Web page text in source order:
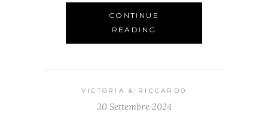
CONTINUE
READING
VICTORIA & RICCARDO
30 Settembre 2024